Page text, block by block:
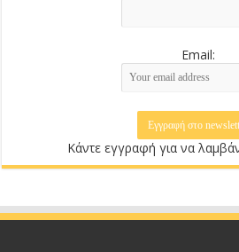
Email:
Κάντε εγγραφή για να